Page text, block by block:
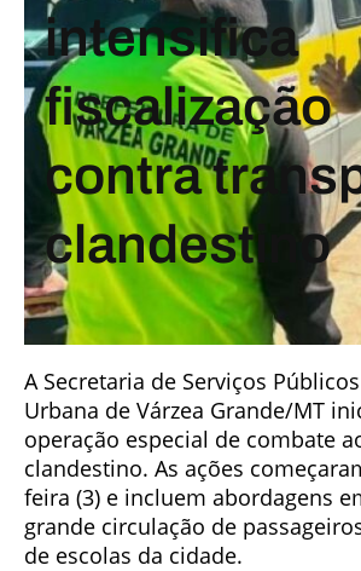
intensifica
fiscalização
contra
clandestino
A Secretaria de Serviços
Urbana de Várzea Grande/MT
operação especial de combate
clandestino. As ações
feira (3) e incluem abordagens
grande circulação de
de escolas da cidade.